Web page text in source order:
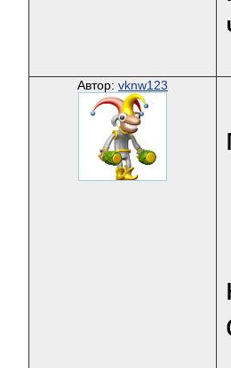
Автор: vknw123